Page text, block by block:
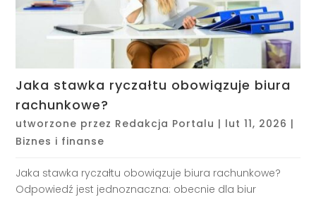
Jaka stawka ryczałtu obowiązuje biura
rachunkowe?
utworzone przez Redakcja Portalu | lut 11, 2026 |
Biznes i finanse
Jaka stawka ryczałtu obowiązuje biura rachunkowe?
Odpowiedź jest jednoznaczna: obecnie dla biur